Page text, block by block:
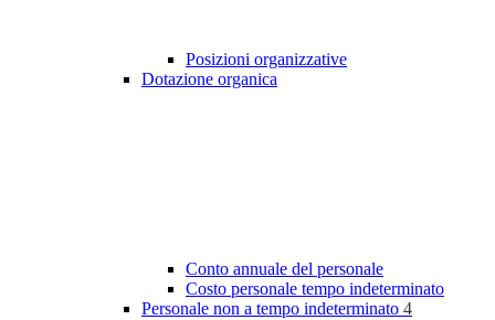
Posizioni organizzative
Dotazione organica
Conto annuale del personale
Costo personale tempo indeterminato
Personale non a tempo indeterminato 4